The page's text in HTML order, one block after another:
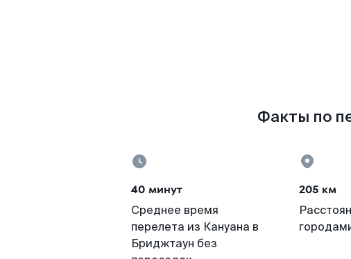
Факты по
40 минут
Среднее время
перелета из Кануана в
Бриджтаун без
205 км